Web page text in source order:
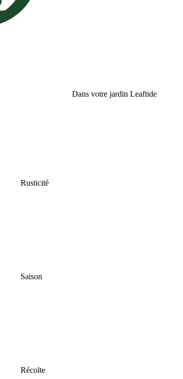
Dans votre jardin Leaftide
Rusticité
Saison
Récolte